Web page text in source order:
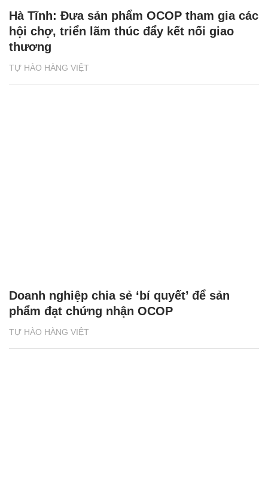
TỰ HÀO HÀNG VIỆT
Hà Tĩnh: Đưa sản phẩm OCOP tham gia các
hội chợ, triển lãm thúc đẩy kết nối giao
thương
TỰ HÀO HÀNG VIỆT
Doanh nghiệp chia sẻ ‘bí quyết’ để sản
phẩm đạt chứng nhận OCOP